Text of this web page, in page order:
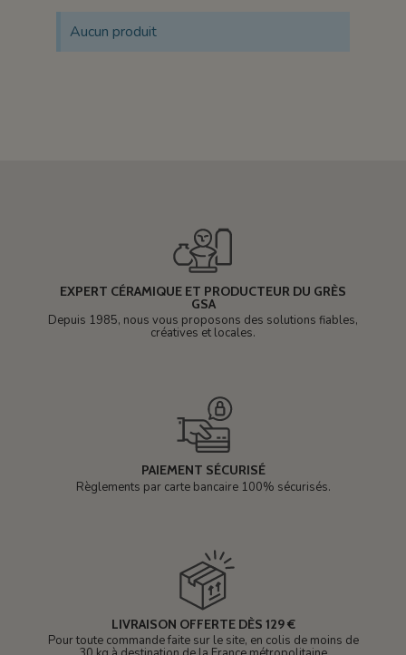
Aucun produit
EXPERT CÉRAMIQUE ET PRODUCTEUR DU GRÈS
GSA
Depuis 1985, nous vous proposons des solutions fiables,
créatives et locales.
PAIEMENT SÉCURISÉ
Règlements par carte bancaire 100% sécurisés.
LIVRAISON OFFERTE DÈS 129 €
Pour toute commande faite sur le site, en colis de moins de